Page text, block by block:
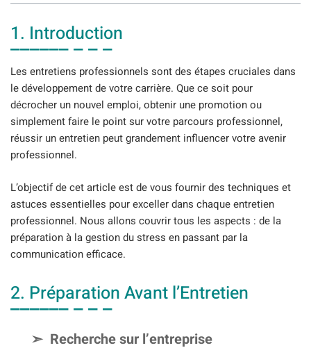
1. Introduction
Les entretiens professionnels sont des étapes cruciales dans
le développement de votre carrière. Que ce soit pour
décrocher un nouvel emploi, obtenir une promotion ou
simplement faire le point sur votre parcours professionnel,
réussir un entretien peut grandement influencer votre avenir
professionnel.
L’objectif de cet article est de vous fournir des techniques et
astuces essentielles pour exceller dans chaque entretien
professionnel. Nous allons couvrir tous les aspects : de la
préparation à la gestion du stress en passant par la
communication efficace.
2. Préparation Avant l’Entretien
Recherche sur l’entreprise